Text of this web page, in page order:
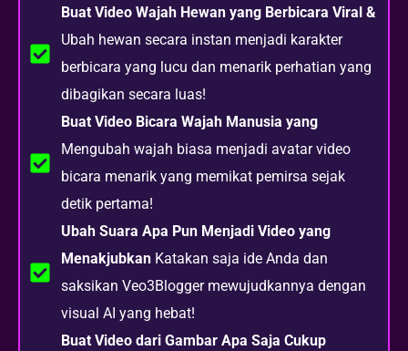
Buat Video Wajah Hewan yang Berbicara Viral &
Ubah hewan secara instan menjadi karakter
berbicara yang lucu dan menarik perhatian yang
dibagikan secara luas!
Buat Video Bicara Wajah Manusia yang
Mengubah wajah biasa menjadi avatar video
bicara menarik yang memikat pemirsa sejak
detik pertama!
Ubah Suara Apa Pun Menjadi Video yang
Menakjubkan Katakan saja ide Anda dan
saksikan Veo3Blogger mewujudkannya dengan
visual AI yang hebat!
Buat Video dari Gambar Apa Saja Cukup